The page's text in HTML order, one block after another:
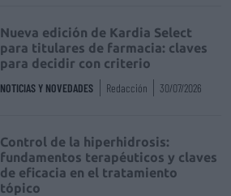
Nueva edición de Kardia Select
para titulares de farmacia: claves
para decidir con criterio
NOTICIAS Y NOVEDADES Redacción 30/07/2026
Control de la hiperhidrosis:
fundamentos terapéuticos y claves
de eficacia en el tratamiento
tópico